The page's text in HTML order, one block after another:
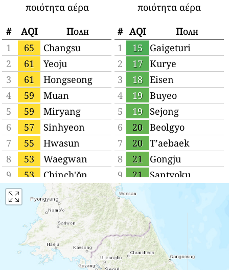
ποιότητα αέρα
#
AQI
Πόλη
1
65
Changsu
2
61
Yeoju
3
61
Hongseong
4
59
Muan
5
59
Miryang
6
57
Sinhyeon
7
55
Hwasun
8
53
Waegwan
9
53
Chinch'ŏn
10
Naju
11
53
Yeongdong
46
Pubal
42
Koesan
38
Hayang
ποιότητα αέρα
# AQI
Πόλη
1
15
Gaigeturi
2
17 Kurye
3
18 Eisen
4
19 Buyeo
5
19
Sejong
6
20 Beolgyo
7
20 T’aebaek
8
21
Gongju
9
21
Santyoku
10 21
11
22
Mungyeong
12 22 Kosong
13 22 Iksan
14 22 Kimje